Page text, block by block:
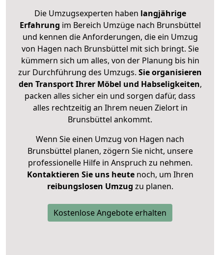
Die Umzugsexperten haben langjährige
Erfahrung im Bereich Umzüge nach Brunsbüttel
und kennen die Anforderungen, die ein Umzug
von Hagen nach Brunsbüttel mit sich bringt. Sie
kümmern sich um alles, von der Planung bis hin
zur Durchführung des Umzugs. Sie organisieren
den Transport Ihrer Möbel und Habseligkeiten,
packen alles sicher ein und sorgen dafür, dass
alles rechtzeitig an Ihrem neuen Zielort in
Brunsbüttel ankommt.
Wenn Sie einen Umzug von Hagen nach
Brunsbüttel planen, zögern Sie nicht, unsere
professionelle Hilfe in Anspruch zu nehmen.
Kontaktieren Sie uns heutenoch, um Ihren
reibungslosen Umzug zu planen.
Kostenlose Angebote erhalten